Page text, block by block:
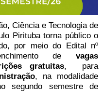
Ciência e Tecnologia de
Pirituba torna público o
por meio do Edital nº
de vagas
gratuitas, para
, na modalidade
segundo semestre de